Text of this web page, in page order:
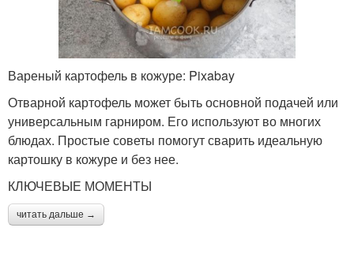
Вареный картофель в кожуре: Pixabay
Отварной картофель может быть основной подачей или
универсальным гарниром. Его используют во многих
блюдах. Простые советы помогут сварить идеальную
картошку в кожуре и без нее.
КЛЮЧЕВЫЕ МОМЕНТЫ
читать дальше →